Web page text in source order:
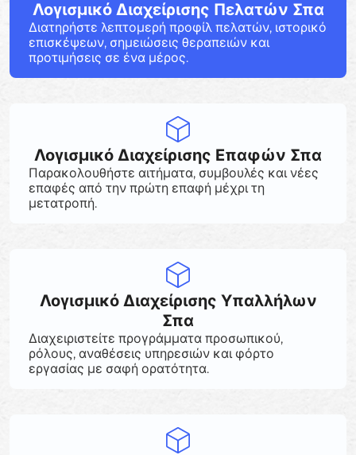
Λογισμικό Διαχείρισης Πελατών Σπα
Διατηρήστε λεπτομερή προφίλ πελατών, ιστορικό
επισκέψεων, σημειώσεις θεραπειών και
προτιμήσεις σε ένα μέρος.
Λογισμικό Διαχείρισης Επαφών Σπα
Παρακολουθήστε αιτήματα, συμβουλές και νέες
επαφές από την πρώτη επαφή μέχρι τη
μετατροπή.
Λογισμικό Διαχείρισης Υπαλλήλων
Σπα
Διαχειριστείτε προγράμματα προσωπικού,
ρόλους, αναθέσεις υπηρεσιών και φόρτο
εργασίας με σαφή ορατότητα.